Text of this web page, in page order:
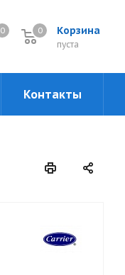
0 Корзина
0
пуста
0
Контакты